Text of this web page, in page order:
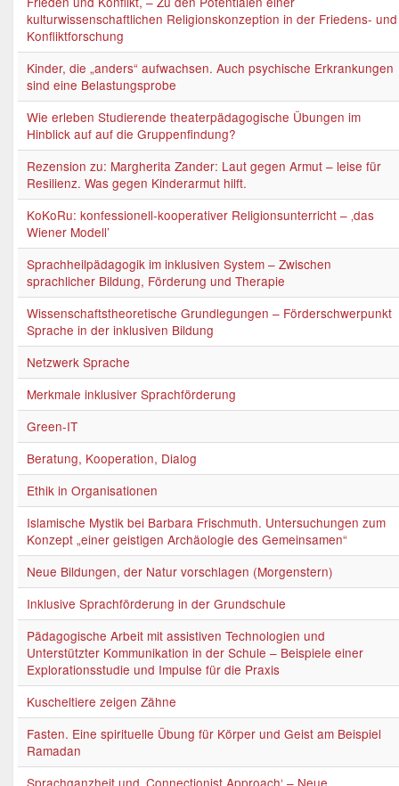
kulturwissenschaftlichen Religionskonzeption in der Friedens- und
Konfliktforschung
Kinder, die „anders“ aufwachsen. Auch psychische Erkrankungen
sind eine Belastungsprobe
Wie erleben Studierende theaterpädagogische Übungen im
Hinblick auf auf die Gruppenfindung?
Rezension zu: Margherita Zander: Laut gegen Armut – leise für
Resilienz. Was gegen Kinderarmut hilft.
KoKoRu: konfessionell-kooperativer Religionsunterricht – ‚das
Wiener Modell’
Sprachheilpädagogik im inklusiven System – Zwischen
sprachlicher Bildung, Förderung und Therapie
Wissenschaftstheoretische Grundlegungen – Förderschwerpunkt
Sprache in der inklusiven Bildung
Netzwerk Sprache
Merkmale inklusiver Sprachförderung
Green-IT
Beratung, Kooperation, Dialog
Ethik in Organisationen
Islamische Mystik bei Barbara Frischmuth. Untersuchungen zum
Konzept „einer geistigen Archäologie des Gemeinsamen“
Neue Bildungen, der Natur vorschlagen (Morgenstern)
Inklusive Sprachförderung in der Grundschule
Pädagogische Arbeit mit assistiven Technologien und
Unterstützter Kommunikation in der Schule – Beispiele einer
Explorationsstudie und Impulse für die Praxis
Kuscheltiere zeigen Zähne
Fasten. Eine spirituelle Übung für Körper und Geist am Beispiel
Ramadan
Sprachganzheit und ‚Connectionist Approach‘ – Neue